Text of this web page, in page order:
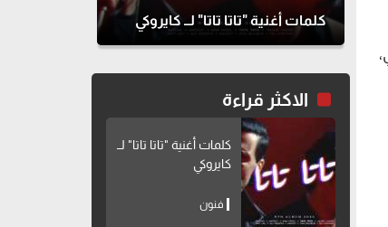
كلمات أغنية "تاتا تاتا" لــ كايروكي
الاكثر قراءة
كلمات أغنية "تاتا تاتا" لــ
كايروكي
فنون